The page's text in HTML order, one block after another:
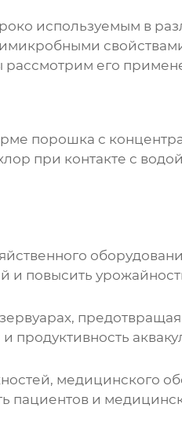
используемым в
рассмотрим его
порошка с
при контакте с
и повысить
предотвращая
продуктивность
медицинского
пациентов и